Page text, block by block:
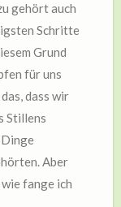
gehört auch
Schritte
Grund
für uns
dass wir
Stillens
Dinge
Aber
fange ich